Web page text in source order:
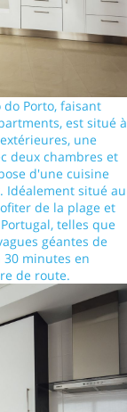
Porto, faisant
est situé à
une
deux chambres et
d'une cuisine
Idéalement situé au
de la plage et
telles que
géantes de
30 minutes en
de route.